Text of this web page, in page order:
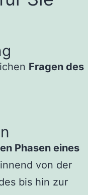
Fragen des
Phasen eines
von der
bis hin zur